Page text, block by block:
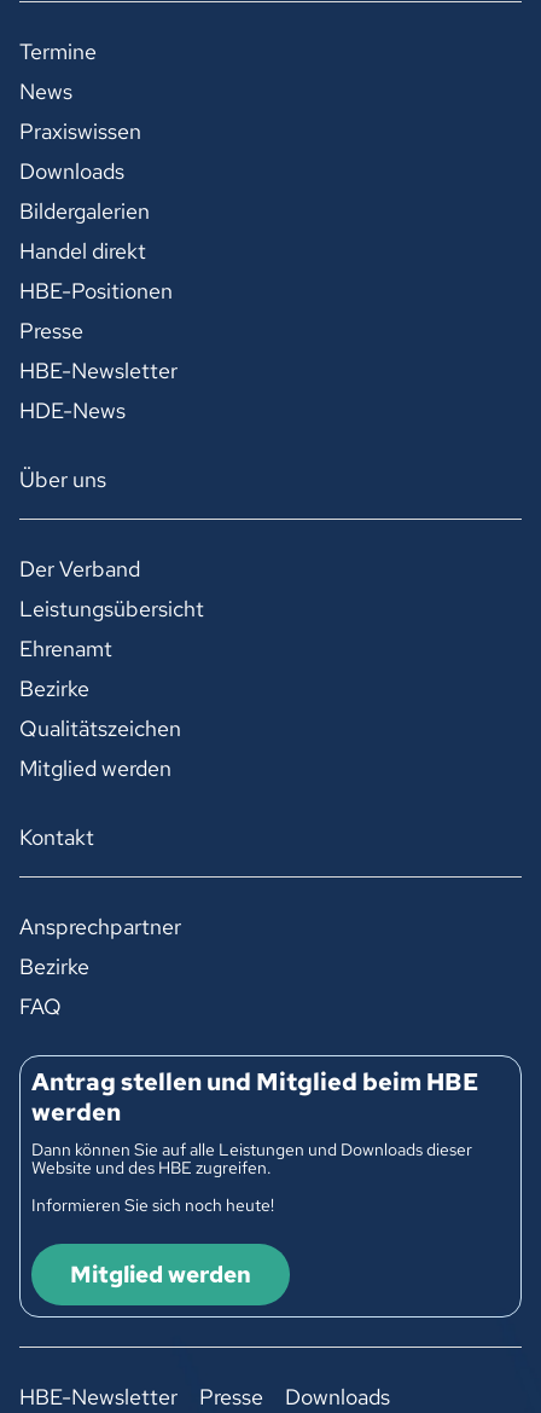
Termine
News
Praxiswissen
Downloads
Bildergalerien
Handel direkt
HBE-Positionen
Presse
HBE-Newsletter
HDE-News
Über uns
Der Verband
Leistungsübersicht
Ehrenamt
Bezirke
Qualitätszeichen
Mitglied werden
Kontakt
Ansprechpartner
Bezirke
FAQ
Antrag stellen und Mitglied beim HBE
werden
Dann können Sie auf alle Leistungen und Downloads dieser
Website und des HBE zugreifen.
Informieren Sie sich noch heute!
Mitglied werden
HBE-Newsletter Presse Downloads